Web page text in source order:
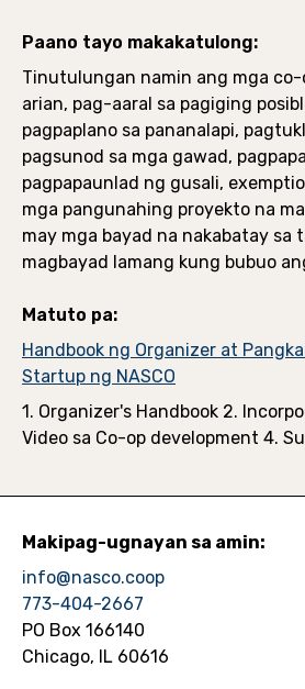
Paano tayo makakatulong:
Tinutulungan namin ang mga
arian, pag-aaral sa pagiging
pagpaplano sa pananalapi,
pagsunod sa mga gawad,
pagpapaunlad ng gusali,
mga pangunahing proyekto na
may mga bayad na nakabatay sa
magbayad lamang kung bubuo
Matuto pa:
Handbook ng Organizer at
Startup ng NASCO
1. Organizer's Handbook 2.
Video sa Co-op development 4.
Makipag-ugnayan sa amin:
info@nasco.coop
773-404-2667
PO Box 166140
Chicago, IL 60616